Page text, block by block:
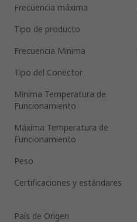
Frecuencia máxima
Tipo de producto
Frecuencia Mínima
Tipo del Conector
Mínima Temperatura de
Funcionamiento
Máxima Temperatura de
Funcionamiento
Peso
Certificaciones y estándares
País de Origen